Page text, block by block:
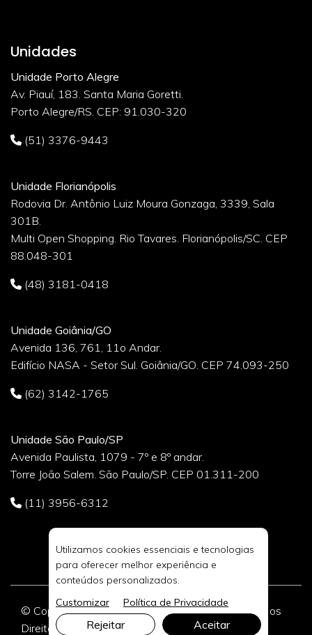
Unidades
Unidade Porto Alegre
Av. Piauí, 183. Santa Maria Goretti.
Porto Alegre/RS. CEP: 91.030-320
(51) 3376-9443
Unidade Florianópolis
Rodovia Dr. Antônio Luiz Moura Gonzaga, 3339, Sala
301B.
Multi Open Shopping. Rio Tavares. Florianópolis/SC. CEP
88.048-301
(48) 3181-0418
Unidade Goiânia/GO
Avenida 136, 761, 11o Andar.
Edifício NASA - Setor Sul. Goiânia/GO. CEP 74.093-250
(62) 3142-1765
Unidade São Paulo/SP
Avenida Paulista, 1079 - 7º e 8º andar.
Torre João Salem. São Paulo/SP. CEP 01.311-200
(11) 3956-6312
© Copyright 2026 DIVIA Marketing Digital. Todos os
Direitos Reservados.
Utilizamos cookies essenciais e tecnologias
para oferecer melhor experiência e
conteúdos personalizados.
Customizar
Política de Privacidade
Rejeitar Aceitar